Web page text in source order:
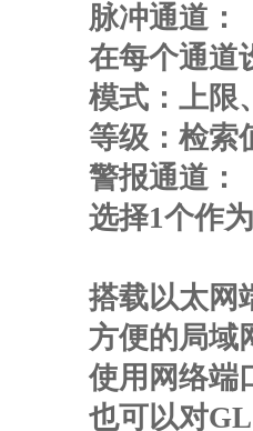
脉冲通道：
在每个通道
模式：上限
等级：检索
警报通道：
选择1个作
搭载以太网
方便的局域
使用网络端
也可以对